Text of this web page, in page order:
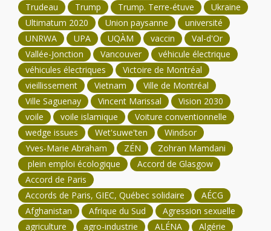
Trudeau
Trump Trump. Terre-étuve
Ukraine
Ultimatum 2020
Union paysanne
université
UNRWA
UPA UQÀM vaccin
Val-d'Or
Vallée-Jonction
Vancouver
véhicule électrique
véhicules électriques
Victoire de Montréal
vieillissement
Vietnam
Ville de Montréal
Ville Saguenay
Vincent Marissal
Vision 2030
voile
voile islamique
Voiture conventionnelle
wedge issues
Wet'suwe'ten
Windsor
Yves-Marie Abraham
ZÉN
Zohran Mamdani
plein emploi écologique
Accord de Glasgow
Accord de Paris
Accords de Paris, GIEC, Québec solidaire
AÉCG
Afghanistan
Afrique du Sud
Agression sexuelle
agriculture
agro-industrie ALÉNA Algérie